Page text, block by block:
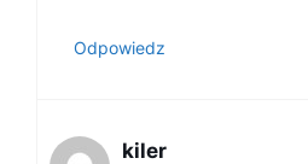
Odpowiedz
kiler